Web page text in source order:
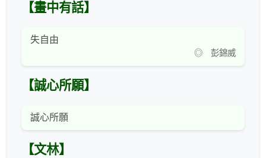
【畫中有話】
失自由
◎ 彭錦威
【誠心所願】
誠心所願
【文林】